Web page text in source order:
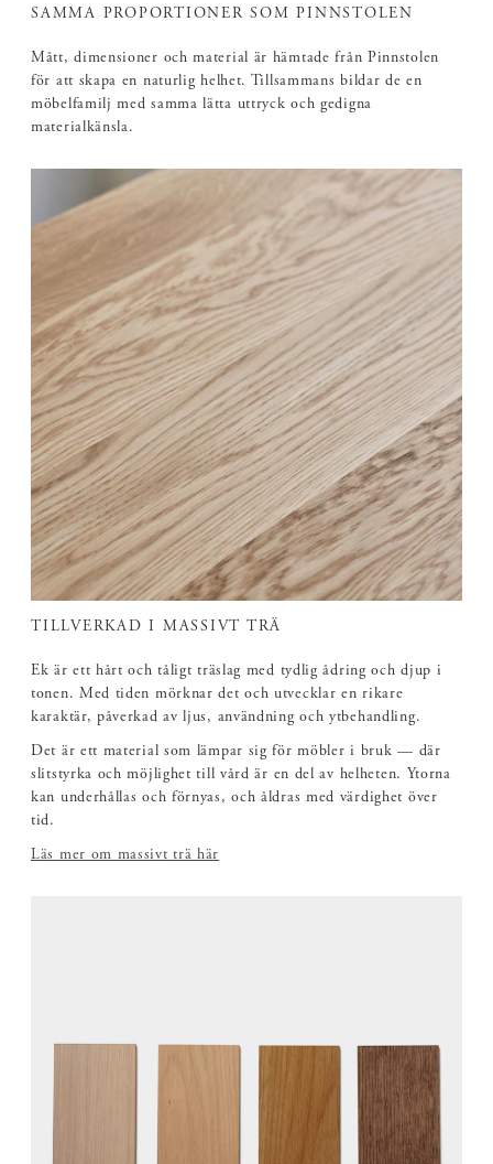
SAMMA PROPORTIONER SOM PINNSTOLEN
Mått, dimensioner och material är hämtade från Pinnstolen
för att skapa en naturlig helhet. Tillsammans bildar de en
möbelfamilj med samma lätta uttryck och gedigna
materialkänsla.
TILLVERKAD I MASSIVT TRÄ
Ek är ett hårt och tåligt träslag med tydlig ådring och djup i
tonen. Med tiden mörknar det och utvecklar en rikare
karaktär, påverkad av ljus, användning och ytbehandling.
Det är ett material som lämpar sig för möbler i bruk — där
slitstyrka och möjlighet till vård är en del av helheten. Ytorna
kan underhållas och förnyas, och åldras med värdighet över
tid.
Läs mer om massivt trä här